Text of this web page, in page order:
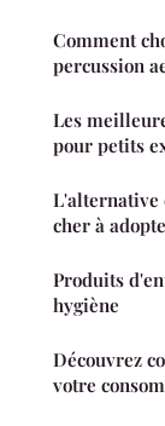
Comment
percussion
Les
pour petits
L'alternative
cher à
Produits
hygiène
Découvrez
votre